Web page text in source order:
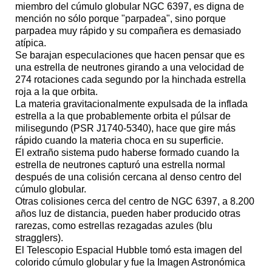
miembro del cúmulo globular NGC 6397, es digna de
mención no sólo porque "parpadea", sino porque
parpadea muy rápido y su compañera es demasiado
atípica.
Se barajan especulaciones que hacen pensar que es
una estrella de neutrones girando a una velocidad de
274 rotaciones cada segundo por la hinchada estrella
roja a la que orbita.
La materia gravitacionalmente expulsada de la inflada
estrella a la que probablemente orbita el púlsar de
milisegundo (PSR J1740-5340), hace que gire más
rápido cuando la materia choca en su superficie.
El extraño sistema pudo haberse formado cuando la
estrella de neutrones capturó una estrella normal
después de una colisión cercana al denso centro del
cúmulo globular.
Otras colisiones cerca del centro de NGC 6397, a 8.200
años luz de distancia, pueden haber producido otras
rarezas, como estrellas rezagadas azules (blu
stragglers).
El Telescopio Espacial Hubble tomó esta imagen del
colorido cúmulo globular y fue la Imagen Astronómica